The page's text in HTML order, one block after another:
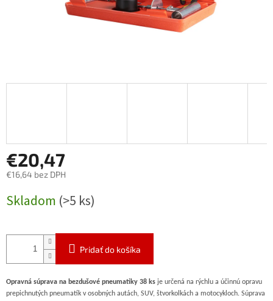
€20,47
€16,64 bez DPH
cena:
Skladom (>5 ks)
Pridať do košíka
Opravná súprava na bezdušové pneumatiky 38 ks je určená na rýchlu a účinnú opravu
prepichnutých pneumatík v osobných autách, SUV, štvorkolkách a motocykloch. Súprava